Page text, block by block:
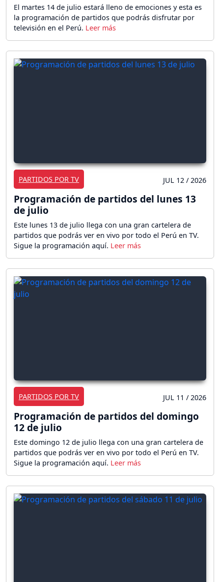
El martes 14 de julio estará lleno de emociones y esta es
la programación de partidos que podrás disfrutar por
televisión en el Perú.
PARTIDOS POR TV JUL 12 / 2026
Programación de partidos del lunes 13
de julio
Este lunes 13 de julio llega con una gran cartelera de
partidos que podrás ver en vivo por todo el Perú en TV.
Sigue la programación aquí.
PARTIDOS POR TV JUL 11 / 2026
Programación de partidos del domingo
12 de julio
Este domingo 12 de julio llega con una gran cartelera de
partidos que podrás ver en vivo por todo el Perú en TV.
Sigue la programación aquí.